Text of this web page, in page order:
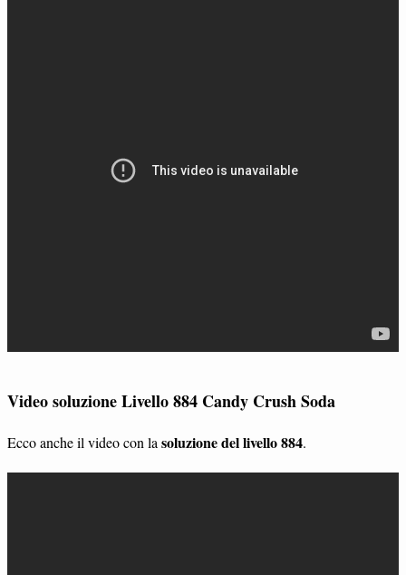
Video soluzione Livello 884 Candy Crush Soda
Ecco anche il video con la soluzione del livello 884.